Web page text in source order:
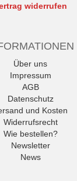
widerrufen
Über uns
Impressum
AGB
Datenschutz
und Kosten
Widerrufsrecht
Wie bestellen?
Newsletter
News